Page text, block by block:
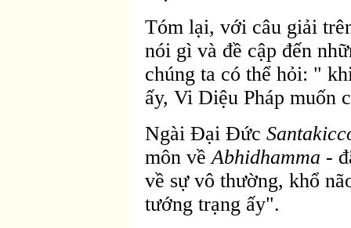
Tóm lại, với câu giải
nói gì và đề cập đến
chúng ta có thể hỏi: "
ấy, Vi Diệu Pháp muốn
Ngài Ðại Ðức
môn vềAbhidhamma -
về sự vô thường, khổ
tướng trạng ấy".